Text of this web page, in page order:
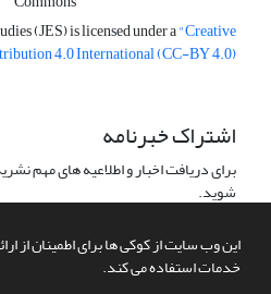
این وب سایت از کوکی ها برای اطمینان از
خدمات استفاده می کند.
(JES) is licensed under a"Creative
4.0 International (CC-BY 4.0)"
اشتراک خبرنامه
برای دریافت اخبار و اطلاعیه های مهم
شوید.